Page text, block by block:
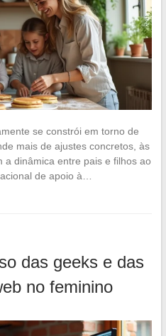
se constrói em torno de
mais de ajustes concretos, às
a dinâmica entre pais e filhos ao
de apoio à…
das geeks e das
no feminino